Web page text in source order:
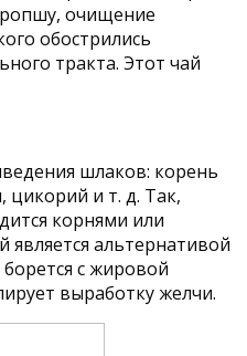
очищение
обострились
тракта. Этот чай
шлаков: корень
цикорий и т. д. Так,
корнями или
альтернативой
с жировой
выработку желчи.